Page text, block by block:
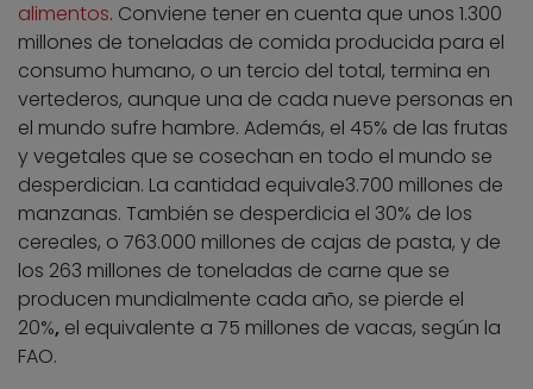
alimentos. Conviene tener en cuenta que unos 1.300
millones de toneladas de comida producida para el
consumo humano, o un tercio del total, termina en
vertederos, aunque una de cada nueve personas en
el mundo sufre hambre. Además, el 45% de las frutas
y vegetales que se cosechan en todo el mundo se
desperdician. La cantidad equivale3.700 millones de
manzanas. También se desperdicia el 30% de los
cereales, o 763.000 millones de cajas de pasta, y de
los 263 millones de toneladas de carne que se
producen mundialmente cada año, se pierde el
20%, el equivalente a 75 millones de vacas, según la
FAO.